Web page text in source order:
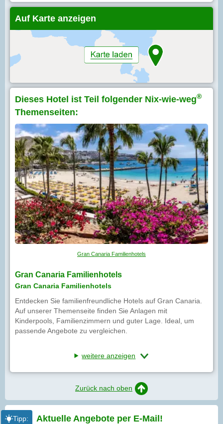
Auf Karte anzeigen
Dieses Hotel ist Teil folgender Nix-wie-weg®
Themenseiten:
Gran Canaria Familienhotels
Gran Canaria Familienhotels
Gran Canaria Familienhotels
Entdecken Sie familienfreundliche Hotels auf Gran Canaria.
Auf unserer Themenseite finden Sie Anlagen mit
Kinderpools, Familienzimmern und guter Lage. Ideal, um
passende Angebote zu vergleichen.
weitere anzeigen
Zurück nach oben
Tipp: Aktuelle Angebote per E-Mail!